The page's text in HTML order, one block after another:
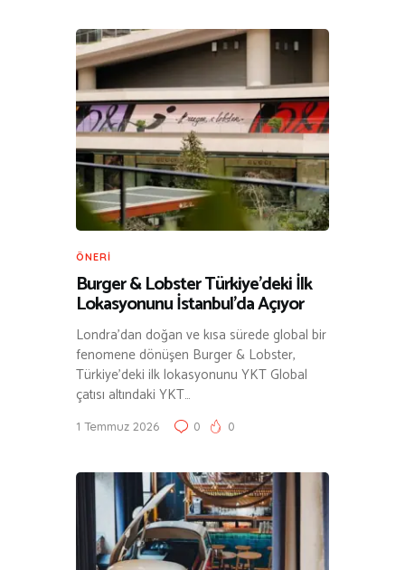
ÖNERI
Burger & Lobster Türkiye’deki İlk
Lokasyonunu İstanbul’da Açıyor
Londra’dan doğan ve kısa sürede global bir
fenomene dönüşen Burger & Lobster,
Türkiye’deki ilk lokasyonunu YKT Global
çatısı altındaki YKT…
1 Temmuz 2026 0 0